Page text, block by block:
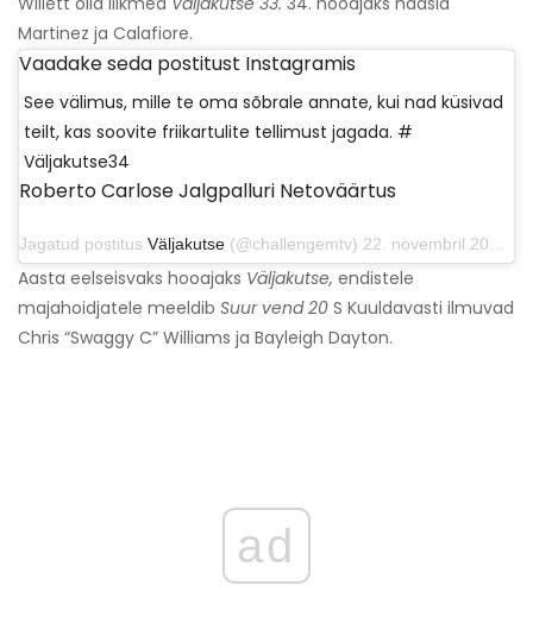
Martinez ja Calafiore.
Vaadake seda postitust Instagramis
See välimus, mille te oma sõbrale annate, kui nad küsivad
teilt, kas soovite friikartulite tellimust jagada. #
Väljakutse34
Roberto Carlose Jalgpalluri Netoväärtus
Jagatud postitus Väljakutse (@challengemtv) 22. novembril 2019 kell 17:30 PST
Aasta eelseisvaks hooajaks Väljakutse, endistele
majahoidjatele meeldib Suur vend 20 S Kuuldavasti ilmuvad
Chris “Swaggy C” Williams ja Bayleigh Dayton.
ad